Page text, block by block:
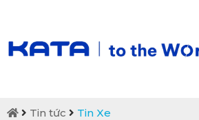
Tin tức Tin Xe